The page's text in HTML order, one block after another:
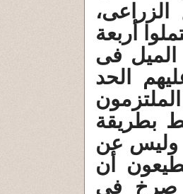
أربعة
الميل فى
الحد
بطريقة
وليس عن
أن
صرخ فى